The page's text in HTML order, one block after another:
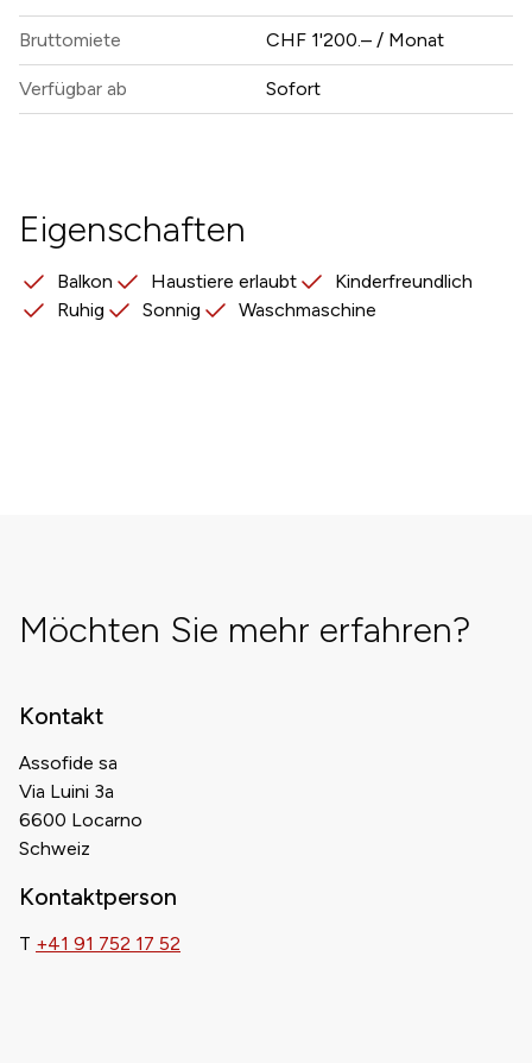
Bruttomiete CHF 1'200.– / Monat
Verfügbar ab Sofort
Eigenschaften
Balkon Haustiere erlaubt
Kinderfreundlich
Ruhig
Sonnig Waschmaschine
Möchten Sie mehr erfahren?
Kontakt
Assofide sa
Via Luini 3a
6600 Locarno
Schweiz
Kontaktperson
T +41 91 752 17 52